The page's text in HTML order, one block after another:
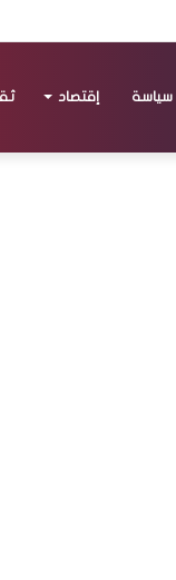
سياسة إقتصاد